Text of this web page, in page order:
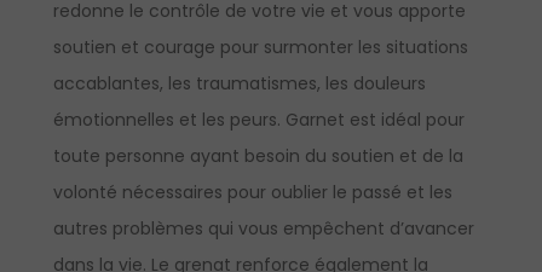
redonne le contrôle de votre vie et vous apporte
soutien et courage pour surmonter les situations
accablantes, les traumatismes, les douleurs
émotionnelles et les peurs. Garnet est idéal pour
toute personne ayant besoin du soutien et de la
volonté nécessaires pour oublier le passé et les
autres problèmes qui vous empêchent d’avancer
dans la vie. Le grenat renforce également la